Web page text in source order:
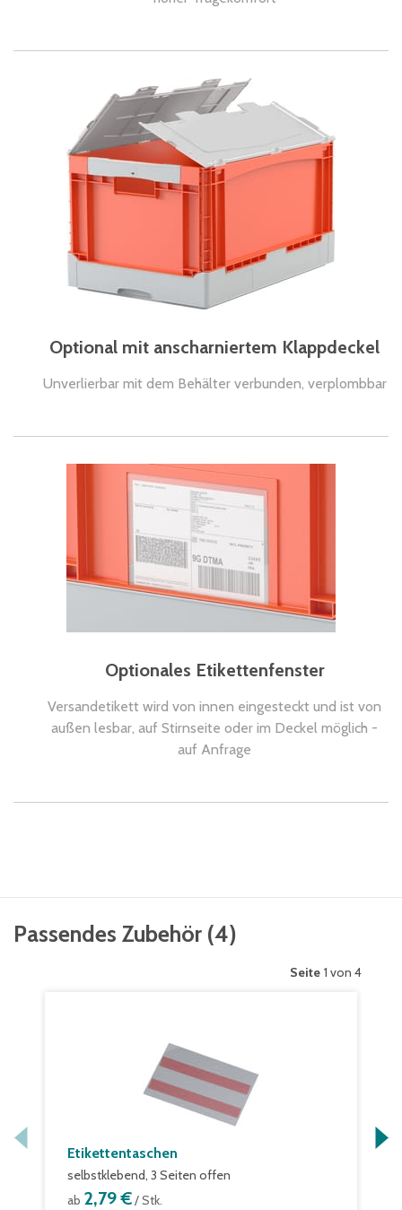
Optional mit anscharniertem Klappdeckel
Unverlierbar mit dem Behälter verbunden, verplombbar
Optionales Etikettenfenster
Versandetikett wird von innen eingesteckt und ist von
außen lesbar, auf Stirnseite oder im Deckel möglich -
auf Anfrage
Passendes Zubehör (4)
Seite 1 von 4
Etikettentaschen
selbstklebend, 3 Seiten offen
ab 2,79 €/ Stk.